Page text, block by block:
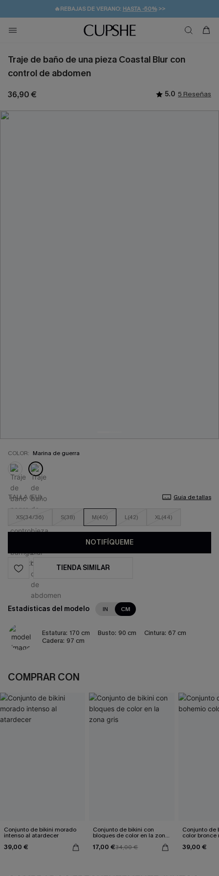
💌¡SUSCRIBIRSE & GANAR -10% EXTRA!
🚚ENVÍO GRATUITO A PARTIR DE 49 € >>
Traje de baño de una pieza Coastal Blur con
control de abdomen
36,90 € 5.0 5 Reseñas
COLOR: Marina de guerra
TALLA (EU) Guía de tallas
XS(34/36) S(38) M(40) L(42) XL(44)
NOTIFÍQUEME
TIENDA SIMILAR
Estadísticas del modelo IN CM
Estatura: 170 cm Busto: 90 cm Cintura: 67 cm
Cadera: 97 cm
COMPRAR CON
Conjunto de bikini morado
intenso al atardecer
39,00 €
Conjunto de bikini con
bloques de color en la zona
17,00 €34,00 €
Conjunto de
color bronce
39,00 €